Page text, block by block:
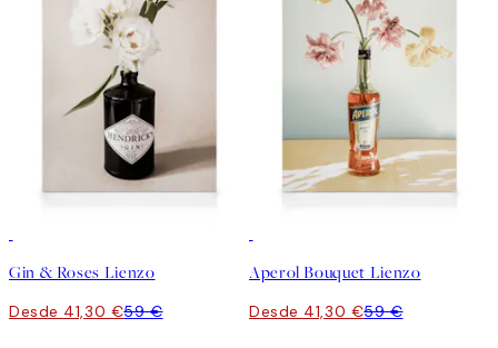
Gin & Roses Lienzo
Desde 41,30 €59 €
Aperol Bouquet Lienzo
Desde 41,30 €59 €